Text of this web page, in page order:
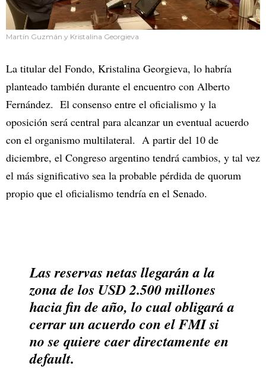
Martín Guzmán y Kristalina Georgieva
La titular del Fondo, Kristalina Georgieva, lo habría
planteado también durante el encuentro con Alberto
Fernández. El consenso entre el oficialismo y la
oposición será central para alcanzar un eventual acuerdo
con el organismo multilateral. A partir del 10 de
diciembre, el Congreso argentino tendrá cambios, y tal vez
el más significativo sea la probable pérdida de quorum
propio que el oficialismo tendría en el Senado.
Las reservas netas llegarán a la
zona de los USD 2.500 millones
hacia fin de año, lo cual obligará a
cerrar un acuerdo con el FMI si
no se quiere caer directamente en
default.